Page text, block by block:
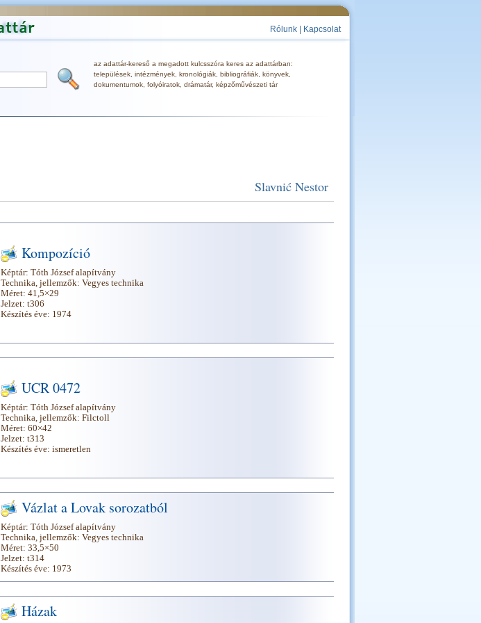
Rólunk Kapcsolat
az adattár-kereső a megadott kulcsszóra keres az adattárban:
települések, intézmények, kronológiák, bibliográfiák, könyvek,
dokumentumok, folyóiratok, drámatár, képzőművészeti tár
Slavnić Nestor
Kompozíció
Képtár: Tóth József alapítvány
Technika, jellemzők: Vegyes technika
Méret: 41,5×29
Jelzet: t306
Készítés éve: 1974
UCR 0472
Képtár: Tóth József alapítvány
Technika, jellemzők: Filctoll
Méret: 60×42
Jelzet: t313
Készítés éve: ismeretlen
Vázlat a Lovak sorozatból
Képtár: Tóth József alapítvány
Technika, jellemzők: Vegyes technika
Méret: 33,5×50
Jelzet: t314
Készítés éve: 1973
Házak